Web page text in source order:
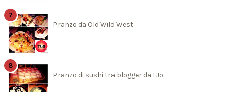
Pranzo da Old Wild West
Pranzo di sushi tra blogger da I Jo